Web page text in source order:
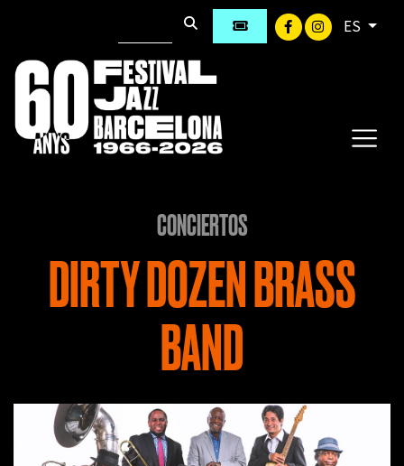
ES
CONCIERTOS
DIRTY DOZEN BRASS
BAND